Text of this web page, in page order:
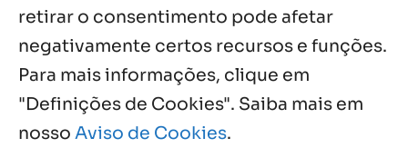
retirar o consentimento pode afetar
negativamente certos recursos e funções.
Para mais informações, clique em
"Definições de Cookies". Saiba mais em
nosso Aviso de Cookies.
Próximos Eventos
Agosto, 2026